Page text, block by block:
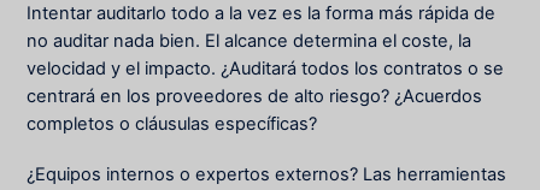
Intentar auditarlo todo a la vez es la forma más rápida de
no auditar nada bien. El alcance determina el coste, la
velocidad y el impacto. ¿Auditará todos los contratos o se
centrará en los proveedores de alto riesgo? ¿Acuerdos
completos o cláusulas específicas?
¿Equipos internos o expertos externos? Las herramientas